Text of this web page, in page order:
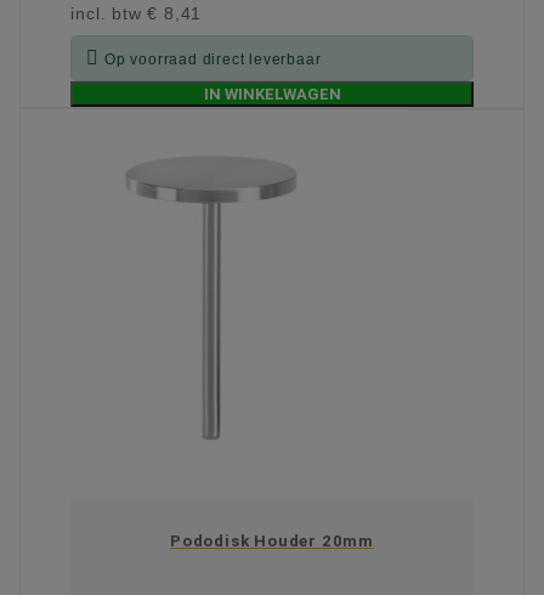
incl. btw€ 8,41
 Op voorraad direct leverbaar
IN WINKELWAGEN
Pododisk Houder 20mm